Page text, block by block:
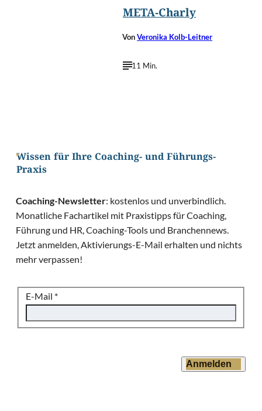
META-Charly
VonVeronika Kolb-Leitner
11 Min.
Wissen für Ihre Coaching- und Führungs-
Praxis
Coaching-Newsletter: kostenlos und unverbindlich.
Monatliche Fachartikel mit Praxistipps für Coaching,
Führung und HR, Coaching-Tools und Branchennews.
Jetzt anmelden, Aktivierungs-E-Mail erhalten und nichts
mehr verpassen!
E-Mail *
Anmelden